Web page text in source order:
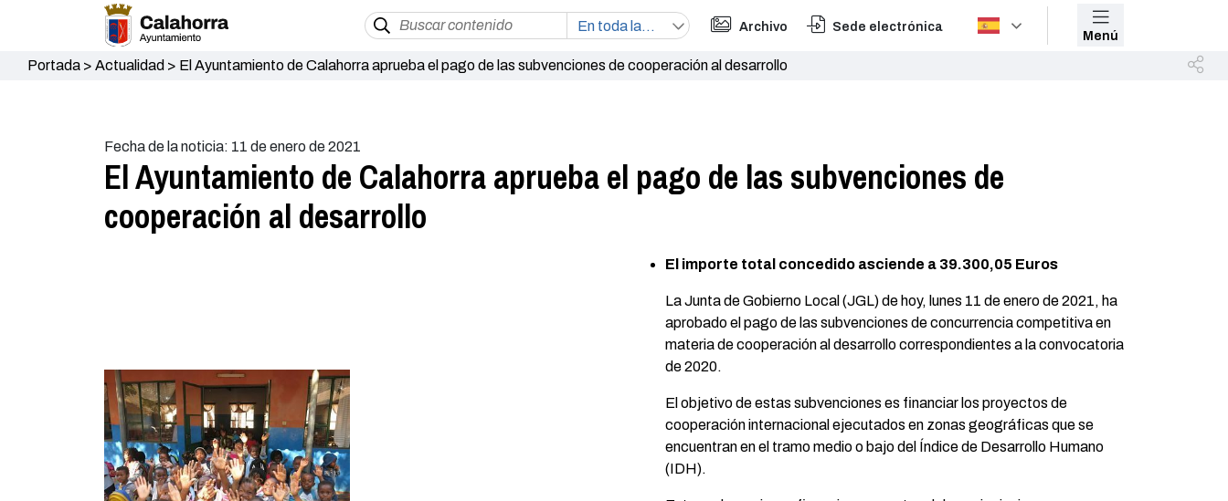
Archivo Sede electrónica
Menú
Portada> Actualidad > El Ayuntamiento de Calahorra aprueba el pago de las subvenciones de cooperación al desarrollo
Fecha de la noticia: 11 de enero de 2021
El Ayuntamiento de Calahorra aprueba el pago de las subvenciones de
cooperación al desarrollo
El importe total concedido asciende a 39.300,05 Euros
La Junta de Gobierno Local (JGL) de hoy, lunes 11 de enero de 2021, ha
aprobado el pago de las subvenciones de concurrencia competitiva en
materia de cooperación al desarrollo correspondientes a la convocatoria
de 2020.
El objetivo de estas subvenciones es financiar los proyectos de
cooperación internacional ejecutados en zonas geográficas que se
encuentran en el tramo medio o bajo del Índice de Desarrollo Humano
(IDH).